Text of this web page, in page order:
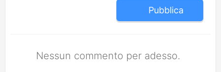
Pubblica
Nessun commento per adesso.